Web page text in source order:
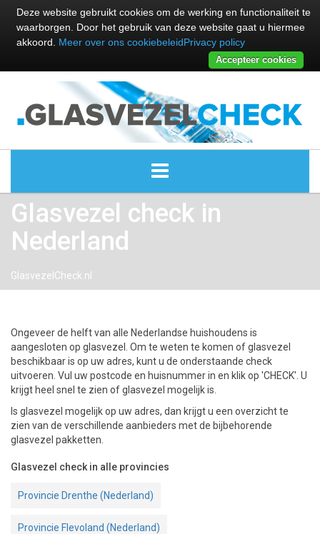
ALLE GLASVEZEL PROVIDERS
GLASVEZEL PROVIDERS
PAKKETTEN
Glasvezel check in
Nederland
GlasvezelCheck.nl
Ongeveer de helft van alle Nederlandse huishoudens is
aangesloten op glasvezel. Om te weten te komen of glasvezel
beschikbaar is op uw adres, kunt u de onderstaande check
uitvoeren. Vul uw postcode en huisnummer in en klik op 'CHECK'. U
krijgt heel snel te zien of glasvezel mogelijk is.
Is glasvezel mogelijk op uw adres, dan krijgt u een overzicht te
zien van de verschillende aanbieders met de bijbehorende
glasvezel pakketten.
Glasvezel check in alle provincies
Provincie Drenthe (Nederland)
Provincie Flevoland (Nederland)
Deze website gebruikt cookies om de werking en functionaliteit te
waarborgen. Door het gebruik van deze website gaat u hiermee
akkoord. Meer over ons cookiebeleidPrivacy policy
Accepteer cookies